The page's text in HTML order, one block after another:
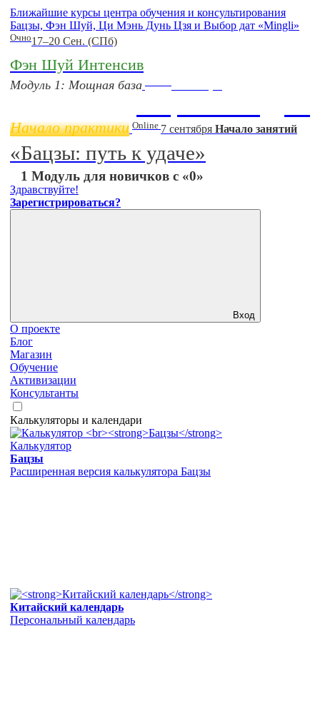
Ближайшие курсы центра обучения и консультирования
Бацзы, Фэн Шуй, Ци Мэнь Дунь Цзя и Выбор дат «Mingli»
Очно17–20 Сен. (СПб)
Фэн Шуй Интенсив
Модуль 1: Мощная база
Начало практики Online 7 сентября Начало занятий
«Бацзы: путь к удаче»
1 Модуль для новичков с «0»
Здравствуйте!
Зарегистрироваться?
Вход
О проекте
Блог
Магазин
Обучение
Активизации
Консультанты
Калькуляторы и календари
Калькулятор
Бацзы
Расширенная версия калькулятора Бацзы
Китайский календарь
Персональный календарь